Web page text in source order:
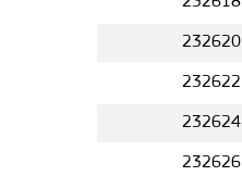
232620
232622
232624
232626